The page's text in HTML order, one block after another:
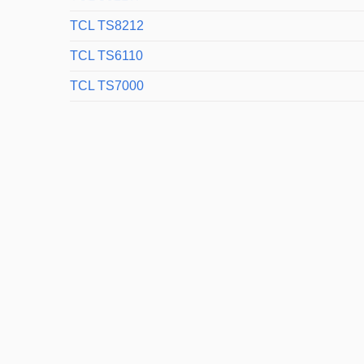
TCL TS8212
TCL TS6110
TCL TS7000